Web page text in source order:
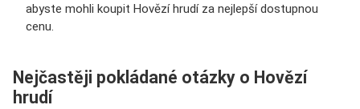
abyste mohli koupit Hovězí hrudí za nejlepší dostupnou
cenu.
Nejčastěji pokládané otázky o Hovězí
hrudí